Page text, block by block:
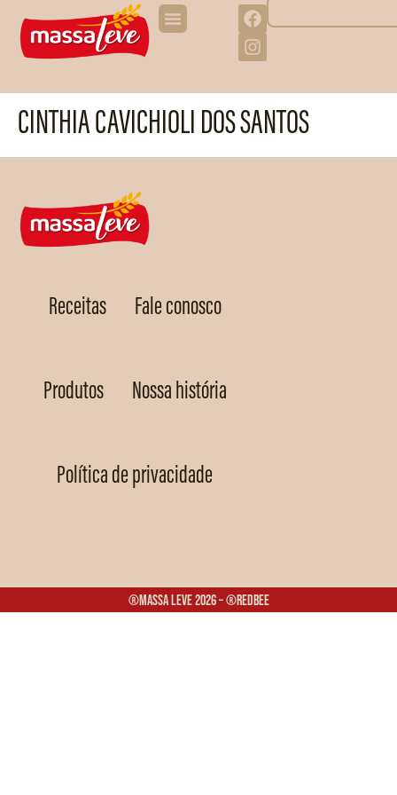
CINTHIA CAVICHIOLI DOS SANTOS
Receitas Fale conosco
Produtos Nossa história
Política de privacidade
®Massa Leve 2026 – ®Redbee